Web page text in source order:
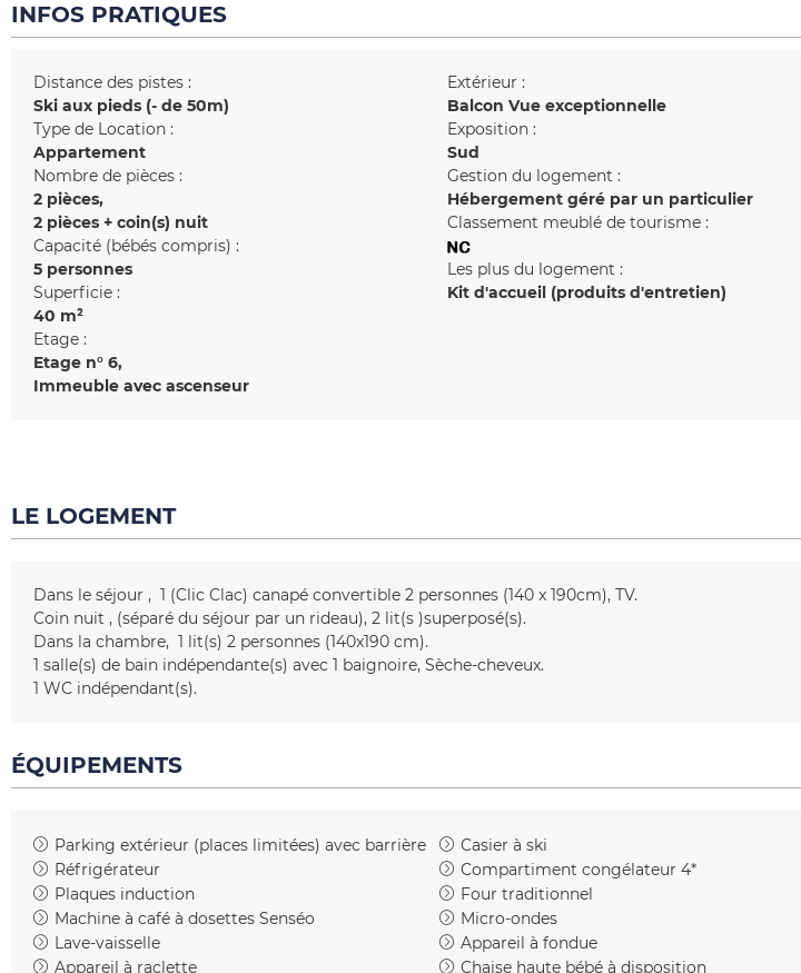
INFOS PRATIQUES
Distance des pistes :
Ski aux pieds (- de 50m)
Type de Location :
Appartement
Nombre de pièces :
2 pièces
2 pièces + coin(s) nuit
Capacité (bébés compris) :
5 personnes
Superficie :
40 m²
Etage :
Etage n° 6
Immeuble avec ascenseur
Extérieur :
Balcon Vue exceptionnelle
Exposition :
Sud
Gestion du logement :
Hébergement géré par un particulier
Classement meublé de tourisme :
Les plus du logement :
Kit d'accueil (produits d'entretien)
LE LOGEMENT
Dans le séjour 1 (Clic Clac) canapé convertible 2 personnes (140 x 190cm) TV
Coin nuit
(séparé du séjour par un rideau) 2 lit(s )superposé(s)
Dans la chambre
1 lit(s) 2 personnes (140x190 cm)
1 salle(s) de bain indépendante(s) avec 1 baignoire Sèche-cheveux
1 WC indépendant(s)
ÉQUIPEMENTS
Parking extérieur (places limitées) avec barrière
Casier à ski
Réfrigérateur
Compartiment congélateur 4*
Plaques induction
Four traditionnel
Machine à café à dosettes Senséo
Micro-ondes
Lave-vaisselle
Appareil à fondue
Appareil à raclette
Chaise haute bébé à disposition